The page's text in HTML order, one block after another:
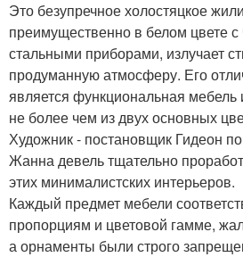
Это безупречное холостяцкое
преимущественно в белом цвете
стальными приборами, излучает
продуманную атмосферу. Его
является функциональная мебель
не более чем из двух основных
Художник - постановщик Гидеон
Жанна девель тщательно
этих минималистских интерьеров.
Каждый предмет мебели
пропорциям и цветовой гамме,
а орнаменты были строго